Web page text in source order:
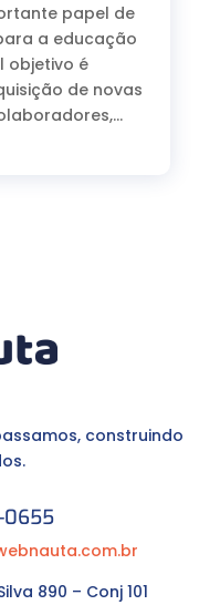
papel de
a educação
objetivo é
de novas
construindo
0655
890 – Conj 101